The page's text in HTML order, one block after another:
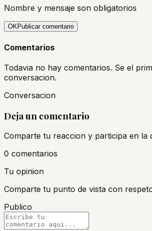
Nombre y mensaje son obligatorios
OKPublicar comentario
Comentarios
Todavia no hay comentarios. Se el
conversacion.
Conversacion
Deja un comentario
Comparte tu reaccion y participa en la
0 comentarios
Tu opinion
Comparte tu punto de vista con
Publico